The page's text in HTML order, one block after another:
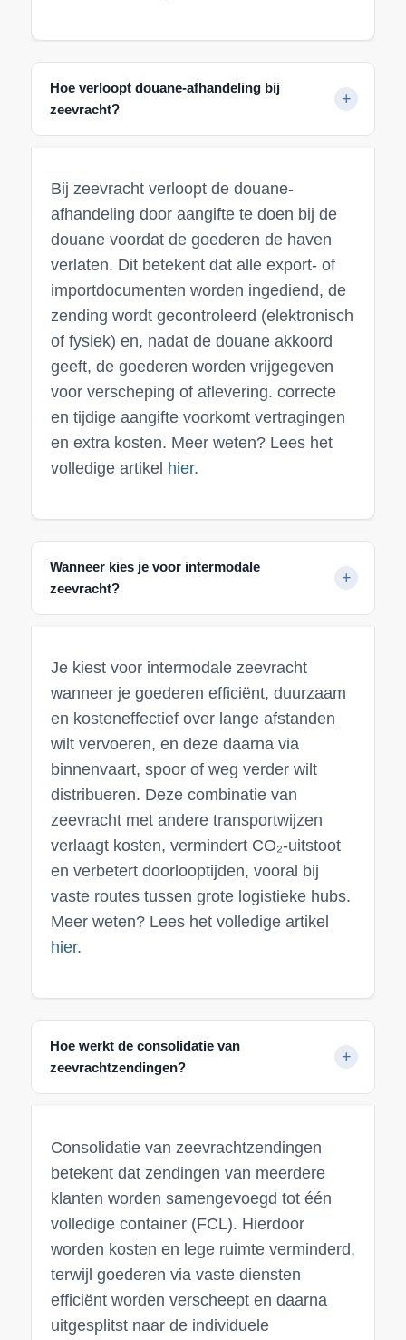
Hoe verloopt douane-afhandeling bij
zeevracht?
Bij zeevracht verloopt de douane-
afhandeling door aangifte te doen bij de
douane voordat de goederen de haven
verlaten. Dit betekent dat alle export- of
importdocumenten worden ingediend, de
zending wordt gecontroleerd (elektronisch
of fysiek) en, nadat de douane akkoord
geeft, de goederen worden vrijgegeven
voor verscheping of aflevering. correcte
en tijdige aangifte voorkomt vertragingen
en extra kosten. Meer weten? Lees het
volledige artikel hier.
Wanneer kies je voor intermodale
zeevracht?
Je kiest voor intermodale zeevracht
wanneer je goederen efficiënt, duurzaam
en kosteneffectief over lange afstanden
wilt vervoeren, en deze daarna via
binnenvaart, spoor of weg verder wilt
distribueren. Deze combinatie van
zeevracht met andere transportwijzen
verlaagt kosten, vermindert CO₂-uitstoot
en verbetert doorlooptijden, vooral bij
vaste routes tussen grote logistieke hubs.
Meer weten? Lees het volledige artikel
hier.
Hoe werkt de consolidatie van
zeevrachtzendingen?
Consolidatie van zeevrachtzendingen
betekent dat zendingen van meerdere
klanten worden samengevoegd tot één
volledige container (FCL). Hierdoor
worden kosten en lege ruimte verminderd,
terwijl goederen via vaste diensten
efficiënt worden verscheept en daarna
uitgesplitst naar de individuele